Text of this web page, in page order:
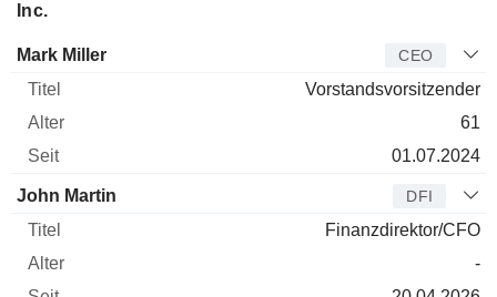
Inc.
Manager Titel
Mark Miller CEO
Vorstandsvorsitzender
61
01.07.2024
John Martin DFI
Finanzdirektor/CFO
-